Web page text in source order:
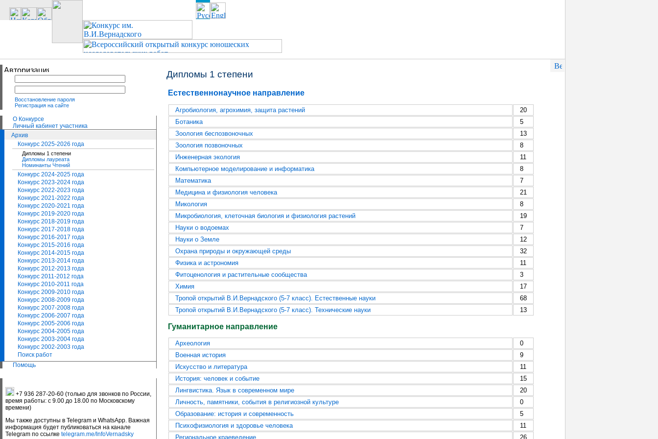
Восстановление пароля
Регистрация на сайте
О Конкурсе
Личный кабинет участника
Архив
Конкурс 2025-2026 года
Дипломы 1 степени
Дипломы лауреата
Номинанты Чтений
Конкурс 2024-2025 года
Конкурс 2023-2024 года
Конкурс 2022-2023 года
Конкурс 2021-2022 года
Конкурс 2020-2021 года
Конкурс 2019-2020 года
Конкурс 2018-2019 года
Конкурс 2017-2018 года
Конкурс 2016-2017 года
Конкурс 2015-2016 года
Конкурс 2014-2015 года
Конкурс 2013-2014 года
Конкурс 2012-2013 года
Конкурс 2011-2012 года
Конкурс 2010-2011 года
Конкурс 2009-2010 года
Конкурс 2008-2009 года
Конкурс 2007-2008 года
Конкурс 2006-2007 года
Конкурс 2005-2006 года
Конкурс 2004-2005 года
Конкурс 2003-2004 года
Конкурс 2002-2003 года
Поиск работ
Помощь
+7 936 287-20-60 (только для звонков по России,
время работы: с 9.00 до 18.00 по Московскому
времени)
Мы также доступны в Telegram и WhatsApp. Важная
информация будет публиковаться на канале
Telegram по ссылке telegram.me/InfoVernadsky
Дипломы 1 степени
Естественнонаучное направление
Агробиология, агрохимия, защита растений
20
Ботаника
5
Зоология беспозвоночных
13
Зоология позвоночных
8
Инженерная экология
11
Компьютерное моделирование и информатика
8
Математика
7
Медицина и физиология человека
21
Микология
8
Микробиология, клеточная биология и физиология растений
19
Науки о водоемах
7
Науки о Земле
12
Охрана природы и окружающей среды
32
Физика и астрономия
11
Фитоценология и растительные сообщества
3
Химия
17
Тропой открытий В.И.Вернадского (5-7 класс). Естественные науки
68
Тропой открытий В.И.Вернадского (5-7 класс). Технические науки
13
Гуманитарное направление
Археология
0
Военная история
9
Искусство и литература
11
История: человек и событие
15
Лингвистика. Язык в современном мире
20
Личность, памятники, события в религиозной культуре
0
Образование: история и современность
5
Психофизиология и здоровье человека
11
Региональное краеведение
26